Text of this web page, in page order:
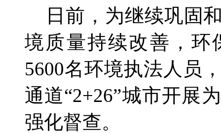
日前，为继续巩固
境质量持续改善，环
5600名环境执法人员
通道“2+26”城市开展
强化督查。